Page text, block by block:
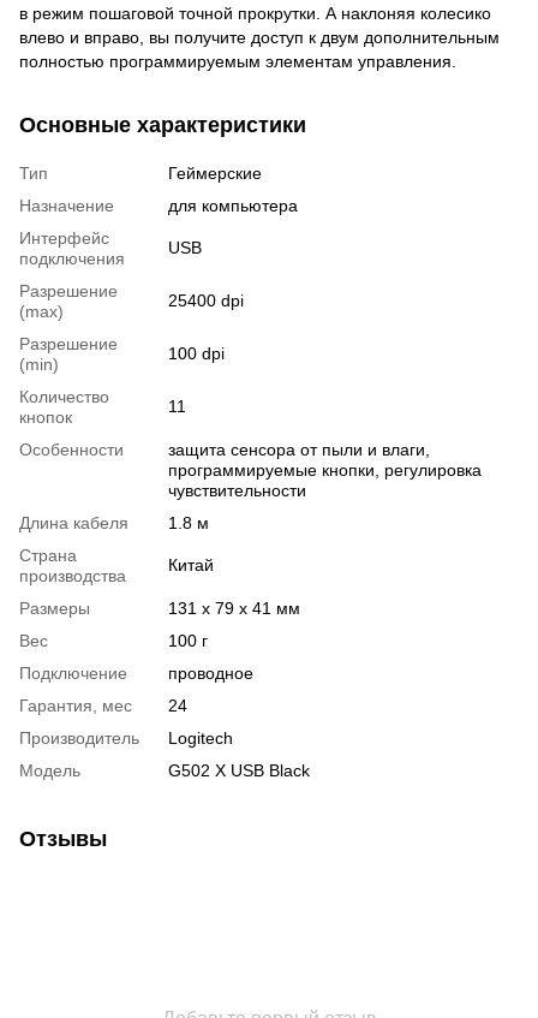
в режим пошаговой точной прокрутки. А наклоняя колесико
влево и вправо, вы получите доступ к двум дополнительным
полностью программируемым элементам управления.
Основные характеристики
Тип
Геймерские
Назначение
для компьютера
Интерфейс
подключения
USB
Разрешение
(max)
25400 dpi
Разрешение
(min)
100 dpi
Количество
кнопок
11
Особенности
защита сенсора от пыли и влаги,
программируемые кнопки, регулировка
чувствительности
Длина кабеля
1.8 м
Страна
производства
Китай
Размеры
131 x 79 x 41 мм
Вес
100 г
Подключение
проводное
Гарантия, мес
24
Производитель
Logitech
Модель
G502 X USB Black
Отзывы